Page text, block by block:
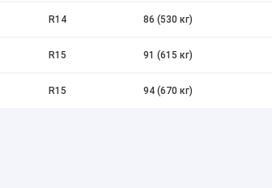
R14 86 (530 кг)
R15 91 (615 кг)
R15 94 (670 кг)